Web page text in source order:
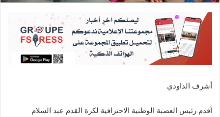
أشرف الداودي
أقدم رئيس العصبة الوطنية الاحترافية لكرة القدم عبد السلام